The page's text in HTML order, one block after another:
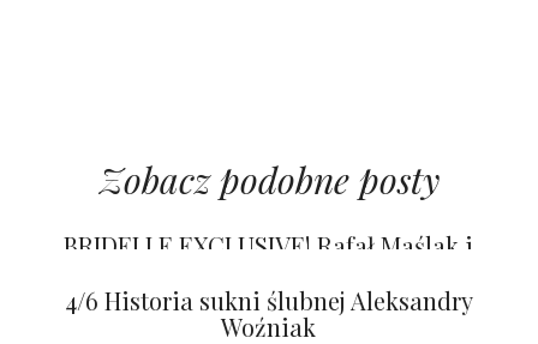
Zobacz podobne posty
BRIDELLE EXCLUSIVE! Rafał Maślak i
5/5 Najsłynniejsze stylizacje ślubne
4/6 Historia sukni ślubnej Aleksandry
Woźniak